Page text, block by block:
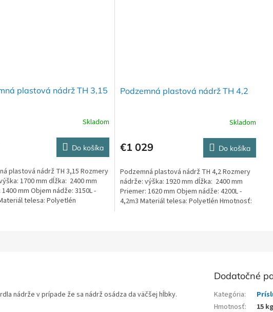
plastová nádrž TH 3,15
Skladom
Do košíka
plastová nádrž TH 3,15 Rozmery
1700 mm dĺžka: 2400 mm
mm Objem nádže: 3150L -
telesa: Polyetlén
Podzemná plastová nádrž TH 4,2
Skladom
€1 029 Do košíka
Podzemná plastová nádrž TH 4,2 Rozmery
nádrže: výška: 1920 mm dĺžka: 2400 mm
Priemer: 1620 mm Objem nádže: 4200L -
4,2m3 Materiál telesa: Polyetlén Hmotnosť:
nádrže v prípade že sa nádrž osádza da väčšej hĺbky.
Dodatočné
Kategória:
Hmotnosť: 15 kg